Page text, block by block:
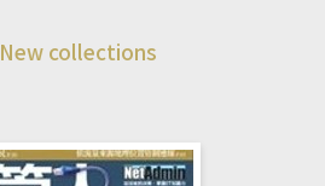
New collections